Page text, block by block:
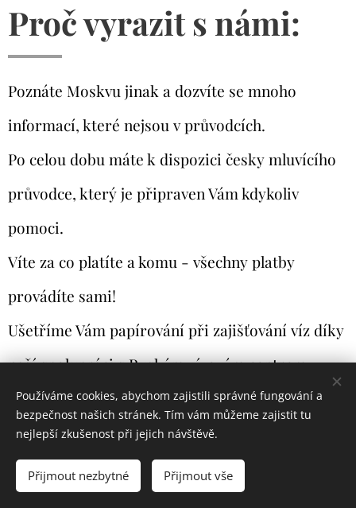
Proč vyrazit s námi:
Poznáte Moskvu jinak a dozvíte se mnoho
informací, které nejsou v průvodcích.
Po celou dobu máte k dispozici česky mluvícího
průvodce, který je připraven Vám kdykoliv
pomoci.
Víte za co platíte a komu - všechny platby
provádíte sami!
Ušetříme Vám papírování při zajišťování víz díky
naší spolupráci s Ruským vízovým centrem.
Žijeme v Moskvě, takže se Vám poradíme tajné
tipy místních, kam zajít. Stejně tak jako Léna v
Petrohradě, která tam žije celý život a město zná
Používáme cookies, abychom zajistili správné fungování a
bezpečnost našich stránek. Tím vám můžeme zajistit tu
nejlepší zkušenost při jejich návštěvě.
Přijmout nezbytné Přijmout vše